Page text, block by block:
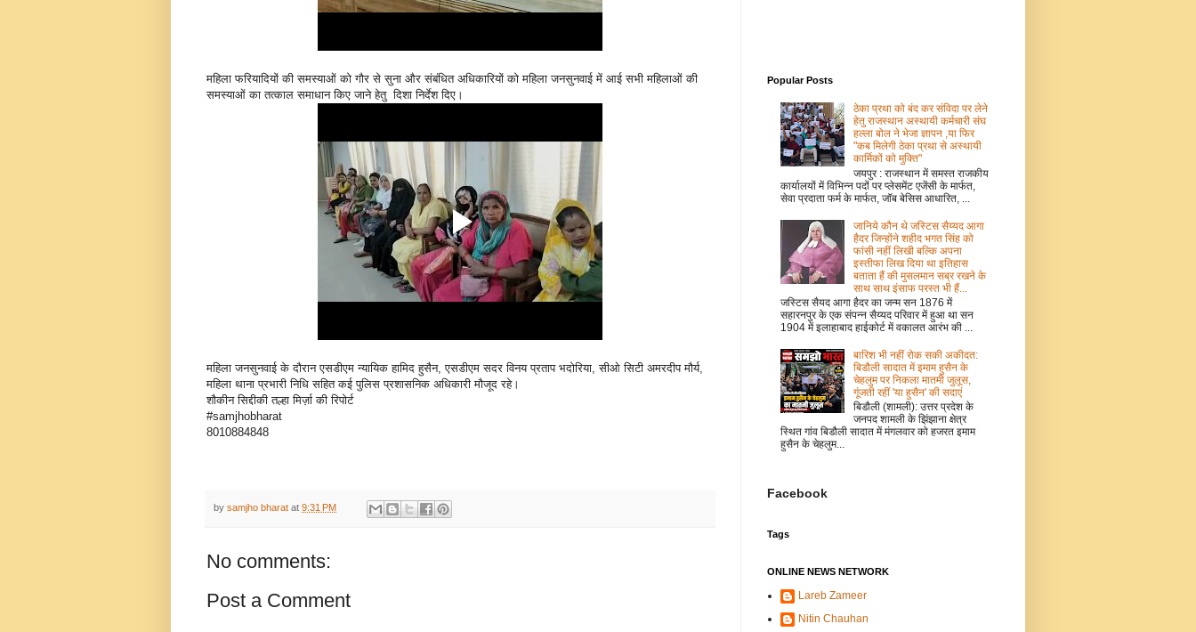
महिला फरियादियों की समस्याओं को गौर से सुना और संबंधित अधिकारियों को महिला जनसुनवाई में आई सभी महिलाओं की
समस्याओं का तत्काल समाधान किए जाने हेतु दिशा निर्देश दिए।
महिला जनसुनवाई के दौरान एसडीएम न्यायिक हामिद हुसैन, एसडीएम सदर विनय प्रताप भदोरिया, सीओ सिटी अमरदीप मौर्य,
महिला थाना प्रभारी निधि सहित कई पुलिस प्रशासनिक अधिकारी मौजूद रहे।
शौकीन सिद्दीकी तल्हा मिर्ज़ा की रिपोर्ट
#samjhobharat
8010884848
by samjho bharat at 9:31 PM
No comments:
Post a Comment
Popular Posts
ठेका प्रथा को बंद कर संविदा पर लेने
हेतु राजस्थान अस्थायी कर्मचारी संघ
हल्ला बोल ने भेजा ज्ञापन ,या फिर
"कब मिलेगी ठेका प्रथा से अस्थायी
कार्मिकों को मुक्ति"
जयपुर : राजस्थान में समस्त राजकीय
कार्यालयों में विभिन्न पदों पर प्लेसमेंट एजेंसी के मार्फत,
सेवा प्रदाता फर्म के मार्फत, जॉब बेसिस आधारित, ...
जानिये कौन थे जस्टिस सैय्यद आगा
हैदर जिन्होंने शहीद भगत सिंह को
फांसी नहीं लिखी बल्कि अपना
इस्तीफा लिख दिया था इतिहास
बताता हैं की मुसलमान सब्र रखने के
साथ साथ इंसाफ परस्त भी हैं...
जस्टिस सैयद आगा हैदर का जन्म सन 1876 में
सहारनपुर के एक संपन्न सैय्यद परिवार में हुआ था सन
1904 में इलाहाबाद हाईकोर्ट में वकालत आरंभ की ...
बारिश भी नहीं रोक सकी अकीदत:
बिडौली सादात में इमाम हुसैन के
चेहलुम पर निकला मातमी जुलूस,
गूंजती रहीं 'या हुसैन' की सदाएं
बिडौली (शामली): उत्तर प्रदेश के
जनपद शामली के झिंझाना क्षेत्र
स्थित गांव बिडौली सादात में मंगलवार को हजरत इमाम
हुसैन के चेहलुम...
Facebook
Tags
ONLINE NEWS NETWORK
Lareb Zameer
Nitin Chauhan